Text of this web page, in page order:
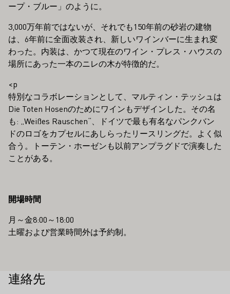
ープ・ブルー」のように。
3,000万年前ではないが、それでも150年前の砂岩の建物
は、6年前に全面改装され、新しいワインバーに生まれ変
わった。内装は、かつて現在のワイン・プレス・ハウスの
場所にあった一本のニレの木が特徴的だ。
<p
特別なコラボレーションとして、マルティン・テッシュは
Die Toten Hosenのためにワインもデザインした。その名
も: „Weißes Rauschen“、ドイツで最も有名なパンクバン
ドのロゴをカプセルにあしらったリースリングだ。よく似
合う。トーテン・ホーゼンも以前アンプラグドで演奏した
ことがある。
開場時間
月～金8:00～18:00
土曜および営業時間外は予約制。
連絡先